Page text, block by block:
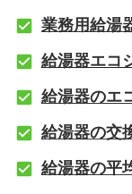
業務用給湯
給湯器エコ
給湯器のエ
給湯器の交
給湯器の平